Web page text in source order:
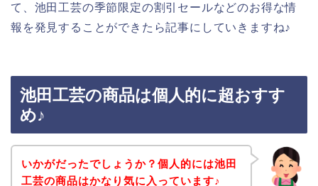
て、池田工芸の季節限定の割引セールなどのお得な情
報を発見することができたら記事にしていきますね♪
池田工芸の商品は個人的に超おすす
め♪
いかがだったでしょうか？個人的には池田
工芸の商品はかなり気に入っています♪